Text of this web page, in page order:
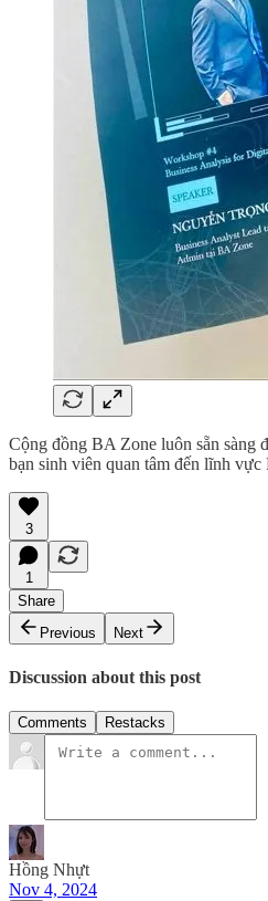
Cộng đồng BA Zone luôn sẵn sàng
bạn sinh viên quan tâm đến lĩnh vực
3
1
Share
Previous
Next
Discussion about this post
Comments Restacks
Hồng Nhựt
Nov 4, 2024